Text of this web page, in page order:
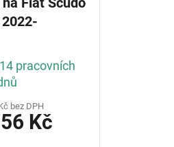
pracovních
bez DPH
Kč